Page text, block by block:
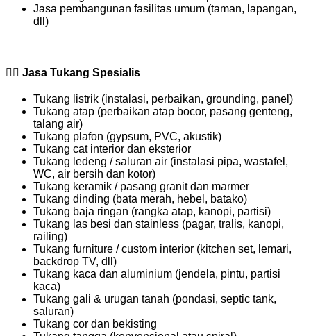
Jasa pembangunan fasilitas umum (taman, lapangan,
dll)
👷‍♂️ Jasa Tukang Spesialis
Tukang listrik (instalasi, perbaikan, grounding, panel)
Tukang atap (perbaikan atap bocor, pasang genteng,
talang air)
Tukang plafon (gypsum, PVC, akustik)
Tukang cat interior dan eksterior
Tukang ledeng / saluran air (instalasi pipa, wastafel,
WC, air bersih dan kotor)
Tukang keramik / pasang granit dan marmer
Tukang dinding (bata merah, hebel, batako)
Tukang baja ringan (rangka atap, kanopi, partisi)
Tukang las besi dan stainless (pagar, tralis, kanopi,
railing)
Tukang furniture / custom interior (kitchen set, lemari,
backdrop TV, dll)
Tukang kaca dan aluminium (jendela, pintu, partisi
kaca)
Tukang gali & urugan tanah (pondasi, septic tank,
saluran)
Tukang cor dan bekisting